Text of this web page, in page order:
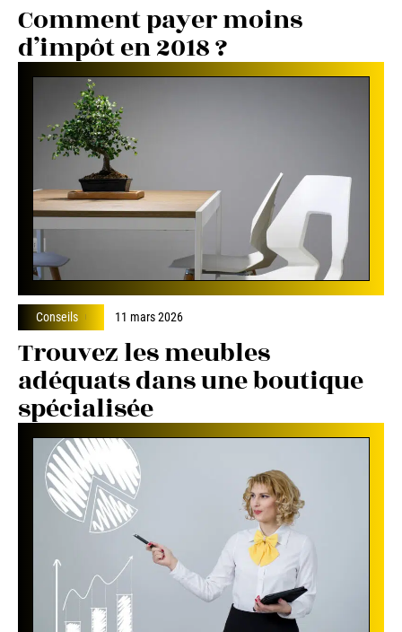
Comment payer moins
d’impôt en 2018 ?
Conseils 11 mars 2026
Trouvez les meubles
adéquats dans une boutique
spécialisée